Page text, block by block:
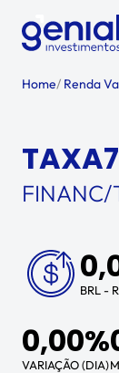
Home/ Renda
FINANC/
BRL -
0,00%
VARIAÇÃO (DIA)